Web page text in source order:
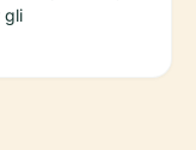
gli